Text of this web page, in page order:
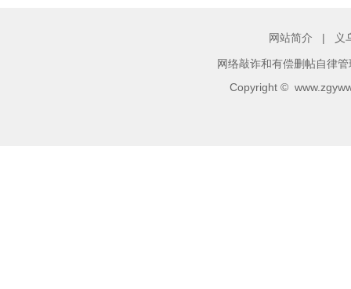
网站简介 | 义
网络敲诈和有偿删帖自律
Copyright ©